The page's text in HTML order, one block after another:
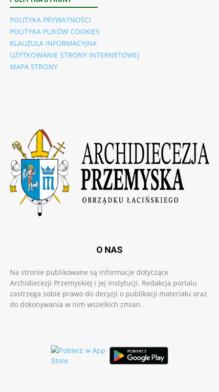
POLITYKA PRYWATNOŚCI
POLITYKA PLIKÓW COOKIES
KLAUZULA INFORMACYJNA
UŻYTKOWANIE STRONY INTERNETOWEJ
MAPA STRONY
O NAS
Na stronie publikowane są informacje dotyczące
Archidiecezji Przemyskiej i jej instytucji. Redakcja portalu
zastrzega sobie prawo do decyzji o publikacji materiału oraz
do dokonywania w nim wszelkich zmian.